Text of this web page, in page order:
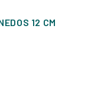
12 CM